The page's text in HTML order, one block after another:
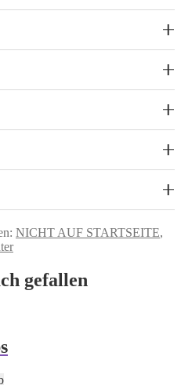
NICHT AUF STARTSEITE,
gefallen